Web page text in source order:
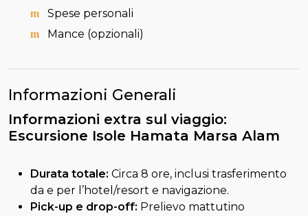
Spese personali
Mance (opzionali)
Informazioni Generali
Informazioni extra sul viaggio:
Escursione Isole Hamata Marsa Alam
Durata totale: Circa 8 ore, inclusi trasferimento
da e per l’hotel/resort e navigazione.
Pick-up e drop-off: Prelievo mattutino